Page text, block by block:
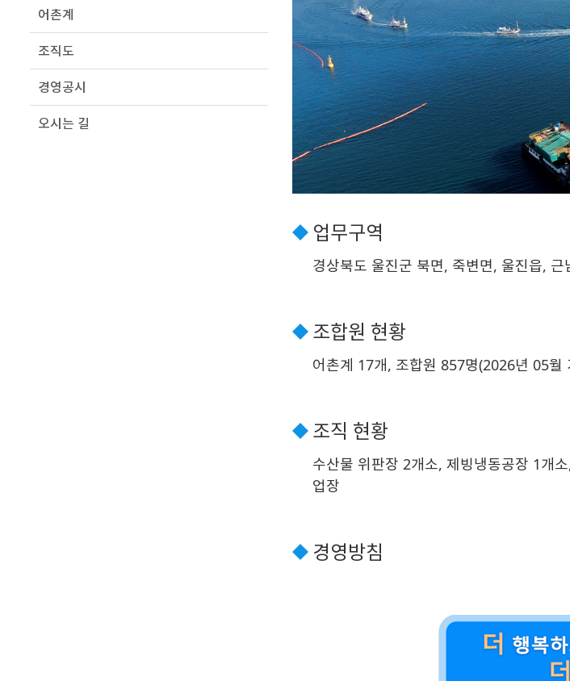
어촌계
조직도
경영공시
오시는 길
업무구역
경상북도 울진군 북면, 죽변면, 울진읍, 근
조합원 현황
어촌계 17개, 조합원 857명(2026년 05월
조직 현황
수산물 위판장 2개소, 제빙냉동공장 1개
업장
경영방침